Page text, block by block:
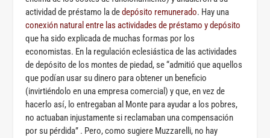
actividad de préstamo la dedepósito remunerado. Hay una
conexión natural entre las actividades de préstamo y depósito
que ha sido explicada de muchas formas por los
economistas. En la regulación eclesiástica de las actividades
de depósito de los montes de piedad, se “admitió que aquellos
que podían usar su dinero para obtener un beneficio
(invirtiéndolo en una empresa comercial) y que, en vez de
hacerlo así, lo entregaban al Monte para ayudar a los pobres,
no actuaban injustamente si reclamaban una compensación
por su pérdida” . Pero, como sugiere Muzzarelli, no hay